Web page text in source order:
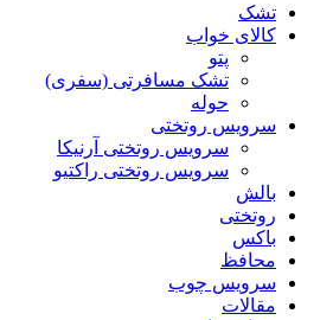
تشک
کالای خواب
پتو
تشک مسافرتی (سفری)
حوله
سرویس روتختی
سرویس روتختی آرنیکا
سرویس روتختی راکتیو
بالش
روتختی
باکس
محافظ
سرویس چوب
مقالات